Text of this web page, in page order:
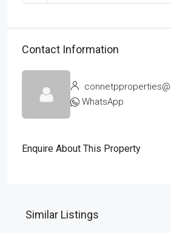
Contact Information
WhatsApp
Enquire About This Property
Similar Listings